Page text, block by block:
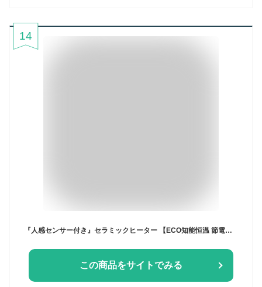
14
『人感センサー付き』セラミックヒーター 【ECO知能恒温 節電対策】 セラミックファンヒーター 暖房器具 省エネ 電気 首振り 3段階温度調整 800W/1200W 切り忘れ防止 二重過熱保護 転倒OFF タイマー機能 リモコン付き 大風量 速暖 電気ストーブ 電気ヒーター 足元 スリム タワー 脱衣所 寝室 8畳 S720(クリーム/人感センサー付き)
この商品をサイトでみる